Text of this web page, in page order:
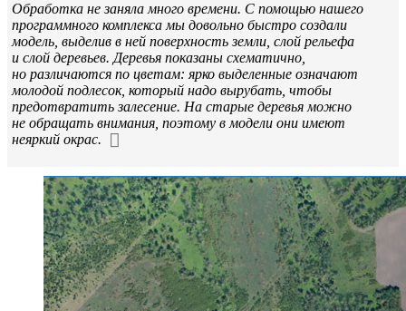
Обработка не заняла много времени. С помощью нашего
программного комплекса мы довольно быстро создали
модель, выделив в ней поверхность земли, слой рельефа
и слой деревьев. Деревья показаны схематично,
но различаются по цветам: ярко выделенные означают
молодой подлесок, который надо вырубать, чтобы
предотвратить залесение. На старые деревья можно
не обращать внимания, поэтому в модели они имеют
неяркий окрас.